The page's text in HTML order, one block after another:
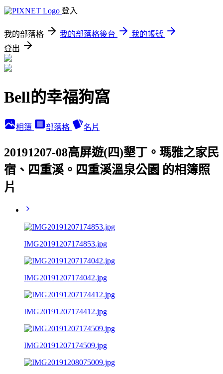
登入
我的部落格 我的部落格後台
我的帳號
登出
Bell的幸福狗窩
相簿 部落格 名片
20191207-08高屏遊(四)墾丁。瑪雅之家民
宿、四重溪。四重溪溫泉公園 的相簿照
片
IMG20191207174853.jpg
IMG20191207174042.jpg
IMG20191207174412.jpg
IMG20191207174509.jpg